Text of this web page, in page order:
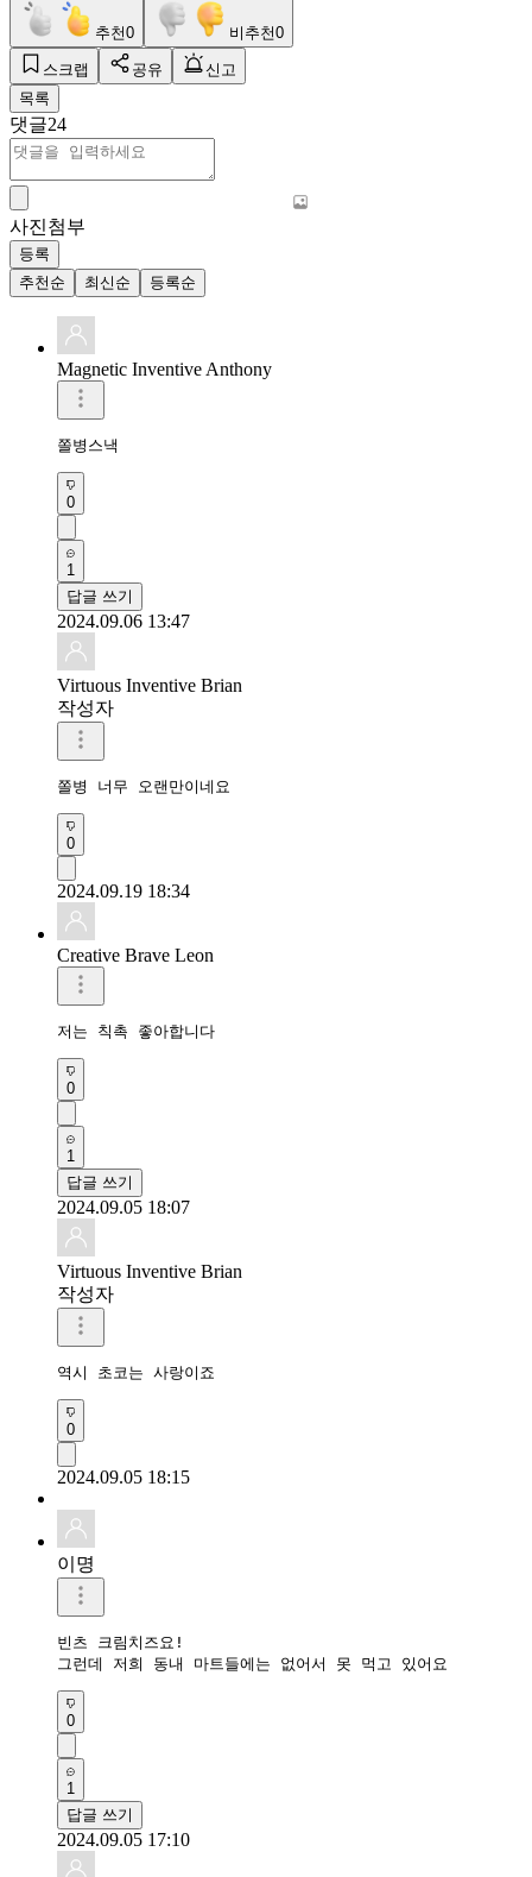
추천0 비추천0
스크랩 공유
신고
목록
댓글24
사진첨부
등록
추천순
최신순 등록순
Magnetic Inventive Anthony
쫄병스낵
0
1
답글 쓰기
2024.09.06 13:47
Virtuous Inventive Brian
작성자
쫄병 너무 오랜만이네요
0
2024.09.19 18:34
Creative Brave Leon
저는 칙촉 좋아합니다
0
1
답글 쓰기
2024.09.05 18:07
Virtuous Inventive Brian
작성자
역시 초코는 사랑이죠
0
2024.09.05 18:15
이명
빈츠 크림치즈요!
그런데 저희 동내 마트들에는 없어서 못 먹고 있어요
0
1
답글 쓰기
2024.09.05 17:10